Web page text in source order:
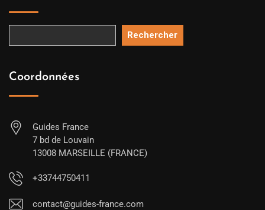
Rechercher
Coordonnées
Guides France
7 bd de Louvain
13008 MARSEILLE (FRANCE)
+33744750411
contact@guides-france.com